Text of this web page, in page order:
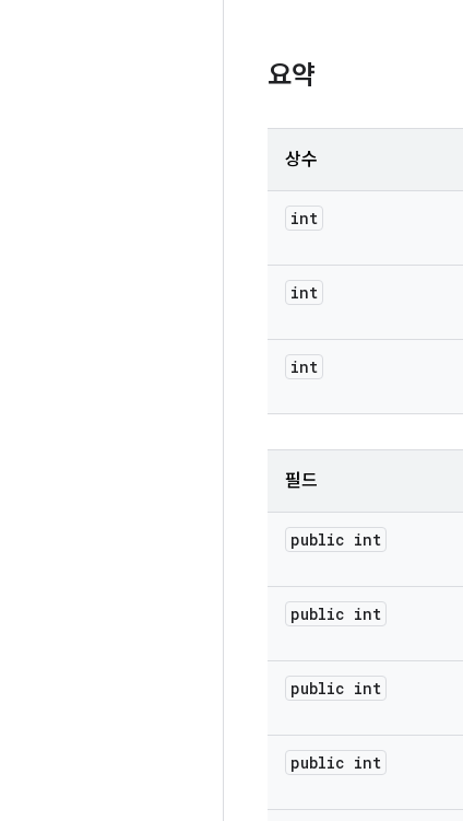
요약
상수
int
int
int
필드
public int
public int
public int
public int